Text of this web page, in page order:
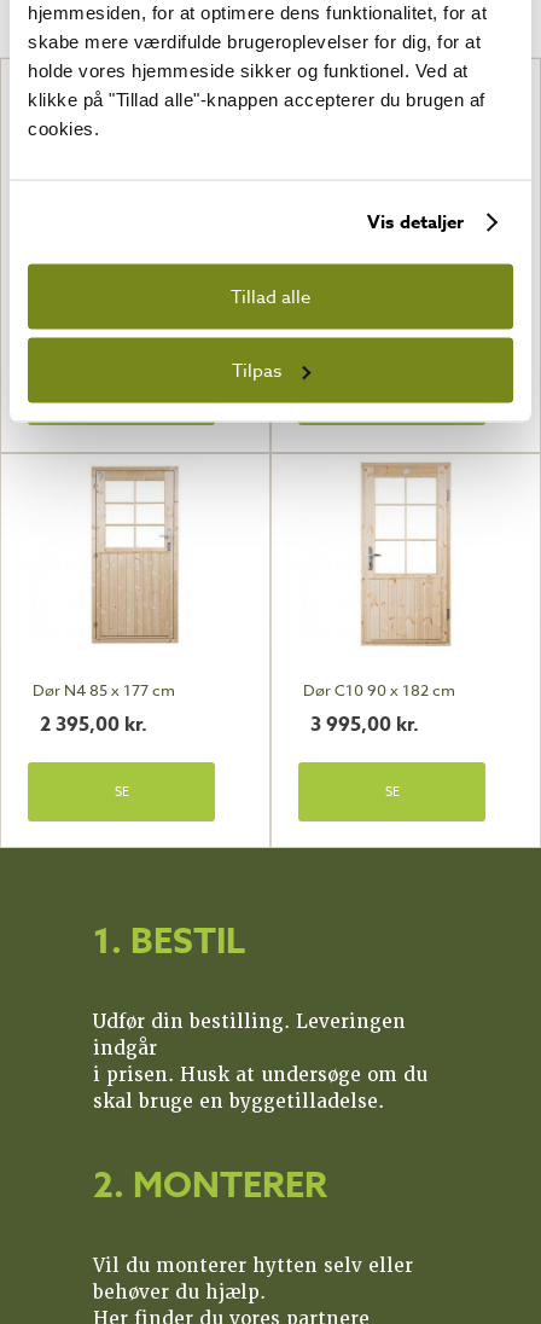
hjemmesiden, for at optimere dens funktionalitet, for at
skabe mere værdifulde brugeroplevelser for dig, for at
holde vores hjemmeside sikker og funktionel. Ved at
klikke på "Tillad alle"-knappen accepterer du brugen af
cookies.
Vis detaljer
Tillad alle
Tilpas
Dør N2 85 x 177 cm (Kopier)
2 650,00kr.
Dør N3 85 x 177 cm
2 395,00kr.
Dør N4 85 x 177 cm
2 395,00 kr.
SE
Dør C10 90 x 182 cm
3 995,00 kr.
SE
1. BESTIL
Udfør din bestilling. Leveringen
indgår
i prisen. Husk at undersøge om du
skal bruge en byggetilladelse.
2. MONTERER
Vil du monterer hytten selv eller
behøver du hjælp.
Her finder du vores partnere